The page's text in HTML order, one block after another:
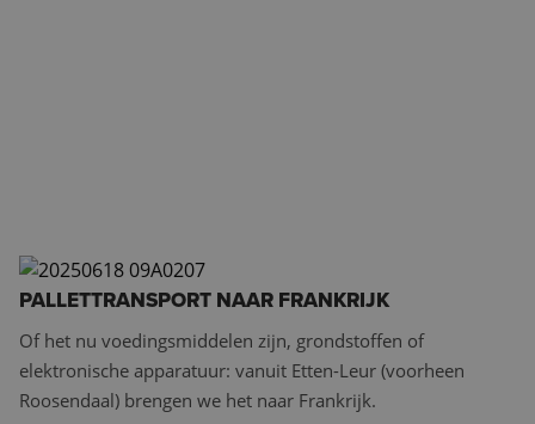
PALLETTRANSPORT NAAR FRANKRIJK
Of het nu voedingsmiddelen zijn, grondstoffen of
elektronische apparatuur: vanuit Etten-Leur (voorheen
Roosendaal) brengen we het naar Frankrijk.